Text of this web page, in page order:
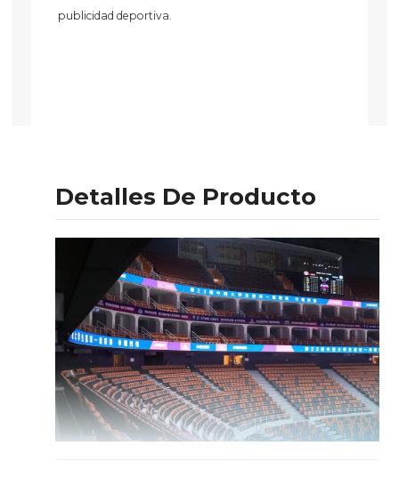
publicidad deportiva.
Detalles De Producto